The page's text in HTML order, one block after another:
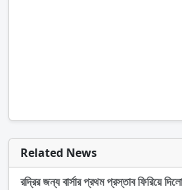
Related News
রদ্রির জন্য বার্সার প্রথম প্রস্তাব ফিরিয়ে